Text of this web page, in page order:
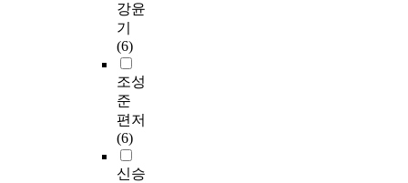
강윤
기
(6)
조성
준
편저
(6)
신승